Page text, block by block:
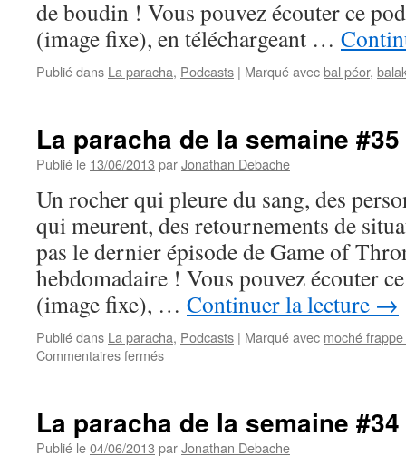
de boudin ! Vous pouvez écouter ce
(image fixe), en téléchargeant …
Publié dans La paracha, Podcasts | Marqué avecbal péor,
La paracha de la semaine #35
Publié le 13/06/2013 parJonathan Debache
Un rocher qui pleure du sang, des
qui meurent, des retournements de
pas le dernier épisode de Game of
hebdomadaire ! Vous pouvez écouter
(image fixe), … Continuer la lecture →
Publié dans La paracha, Podcasts | Marqué avec moché
Commentaires ferméssur
la
semaine
La paracha de la semaine #34
Publié le04/06/2013 parJonathan Debache